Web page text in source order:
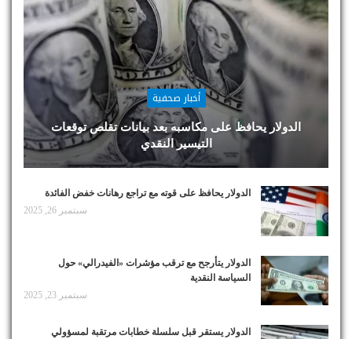
أخبار صحفية
الدولار يحافظ على مكاسبه بعد بيانات تقلص توقعات
التيسير النقدي
الدولار يحافظ على قوته مع تراجع رهانات خفض الفائدة
سبتمبر 26, 2025
الدولار يتأرجح مع ترقب مؤشرات «الفيدرالي» حول
السياسة النقدية
سبتمبر 23, 2025
الدولار يستقر قبل سلسلة خطابات مرتقبة لمسؤولي